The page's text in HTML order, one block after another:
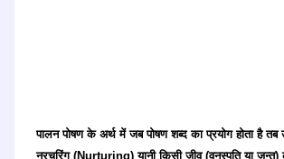
पालन पोषण के अर्थ में जब पोषण शब्द का प्रयोग होता है तब
नरचरिंग (Nurturing) यानी किसी जीव (वनस्पति या